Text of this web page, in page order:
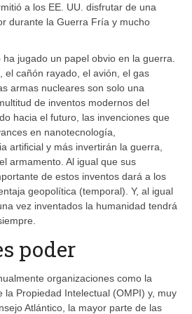
a los EE. UU. disfrutar de una
durante la Guerra Fría y mucho
jugado un papel obvio en la guerra.
el cañón rayado, el avión, el gas
armas nucleares son solo una
de inventos modernos del
hacia el futuro, las invenciones que
en nanotecnología,
artificial y más invertirán la guerra,
armamento. Al igual que sus
de estos inventos dará a los
geopolítica (temporal). Y, al igual
vez inventados la humanidad tendrá
poder
organizaciones como la
la Propiedad Intelectual (OMPI) y, muy
Atlántico, la mayor parte de las